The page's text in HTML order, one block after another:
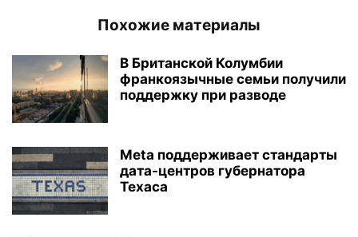
Похожие материалы
В Британской Колумбии
франкоязычные семьи получили
поддержку при разводе
Meta поддерживает стандарты
дата-центров губернатора
Техаса